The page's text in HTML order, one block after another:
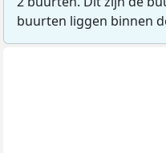
buurten liggen binnen